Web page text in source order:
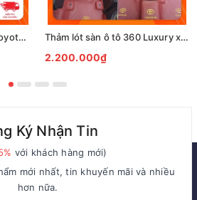
Thảm lót sàn ô tô 6D xe Toyota Rush Thảm lót sàn ô tô 360 Luxury xe Toyota Camry 2019
2.200.000₫
Ký Nhận Tin
với khách hàng mới)
mới nhất, tin khuyến mãi và nhiều
hơn nữa.